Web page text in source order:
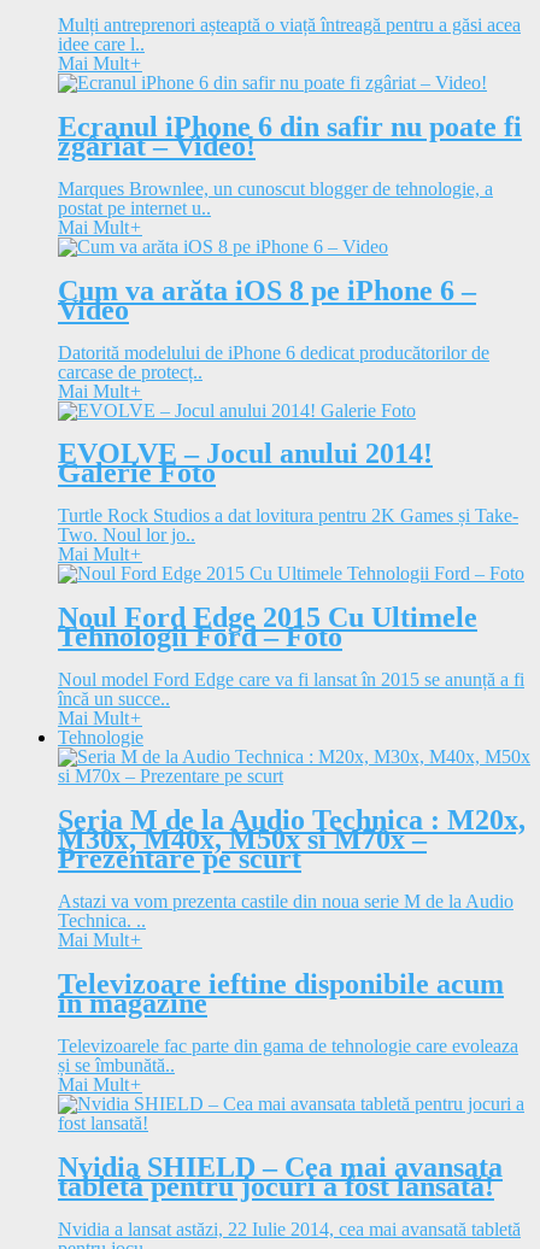
Mulți antreprenori așteaptă o viață întreagă pentru a găsi acea
idee care l..
Mai Mult+
Ecranul iPhone 6 din safir nu poate fi
zgâriat – Video!
Marques Brownlee, un cunoscut blogger de tehnologie, a
postat pe internet u..
Mai Mult+
Cum va arăta iOS 8 pe iPhone 6 –
Video
Datorită modelului de iPhone 6 dedicat producătorilor de
carcase de protecț..
Mai Mult+
EVOLVE – Jocul anului 2014!
Galerie Foto
Turtle Rock Studios a dat lovitura pentru 2K Games și Take-
Two. Noul lor jo..
Mai Mult+
Noul Ford Edge 2015 Cu Ultimele
Tehnologii Ford – Foto
Noul model Ford Edge care va fi lansat în 2015 se anunță a fi
încă un succe..
Mai Mult+
Tehnologie
Seria M de la Audio Technica : M20x,
M30x, M40x, M50x si M70x –
Prezentare pe scurt
Astazi va vom prezenta castile din noua serie M de la Audio
Technica. ..
Mai Mult+
Televizoare ieftine disponibile acum
in magazine
Televizoarele fac parte din gama de tehnologie care evoleaza
și se îmbunătă..
Mai Mult+
Nvidia SHIELD – Cea mai avansata
tabletă pentru jocuri a fost lansată!
Nvidia a lansat astăzi, 22 Iulie 2014, cea mai avansată tabletă